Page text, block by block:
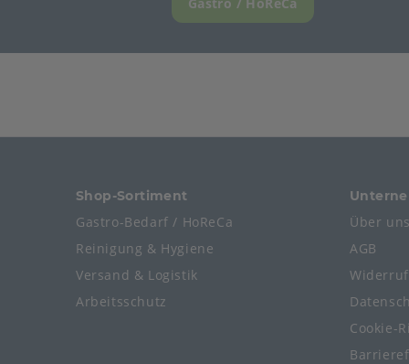
Shop-Sortiment
Gastro-Bedarf / HoReCa
Reinigung & Hygiene
Versand & Logistik
Arbeitsschutz
Über
AGB
Cookie-